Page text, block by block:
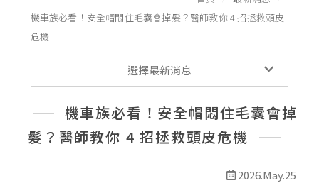
服務項目
客戶分享
最新消息
線上預約
機車族必看！安全帽悶住毛囊會掉髮？醫師教你 4 招拯救頭皮
危機
選擇最新消息
機車族必看！安全帽悶住毛囊會掉
髮？醫師教你 4 招拯救頭皮危機
2026.May.25